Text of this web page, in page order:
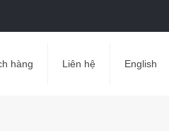
hàng Liên hệ English